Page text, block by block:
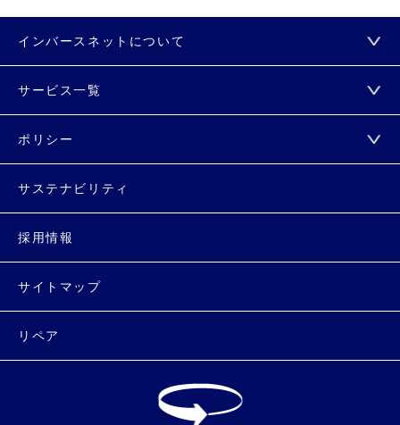
インバースネットについて
サービス一覧
ポリシー
サステナビリティ
採用情報
サイトマップ
リペア